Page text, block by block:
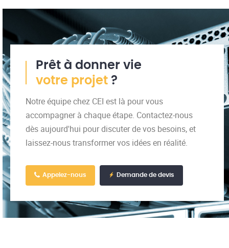
Prêt à donner vie
votre projet ?
Notre équipe chez CEI est là pour vous
accompagner à chaque étape. Contactez-nous
dès aujourd'hui pour discuter de vos besoins, et
laissez-nous transformer vos idées en réalité.
Appelez-nous Demande de devis